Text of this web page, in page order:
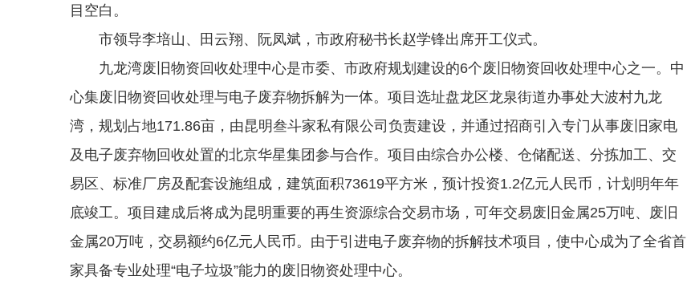
目空白。
市领导李培山、田云翔、阮凤斌，市政府秘书长赵学锋出席开工仪式。
九龙湾废旧物资回收处理中心是市委、市政府规划建设的6个废旧物资回收处理中心之一。中
心集废旧物资回收处理与电子废弃物拆解为一体。项目选址盘龙区龙泉街道办事处大波村九龙
湾，规划占地171.86亩，由昆明叁斗家私有限公司负责建设，并通过招商引入专门从事废旧家电
及电子废弃物回收处置的北京华星集团参与合作。项目由综合办公楼、仓储配送、分拣加工、交
易区、标准厂房及配套设施组成，建筑面积73619平方米，预计投资1.2亿元人民币，计划明年年
底竣工。项目建成后将成为昆明重要的再生资源综合交易市场，可年交易废旧金属25万吨、废旧
金属20万吨，交易额约6亿元人民币。由于引进电子废弃物的拆解技术项目，使中心成为了全省首
家具备专业处理“电子垃圾”能力的废旧物资处理中心。